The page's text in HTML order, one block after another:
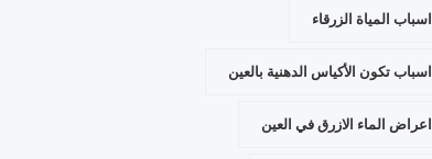
اسباب المياة الزرقاء
اسباب تكون الأكياس الدهنية بالعين
اعراض الماء الازرق في العين